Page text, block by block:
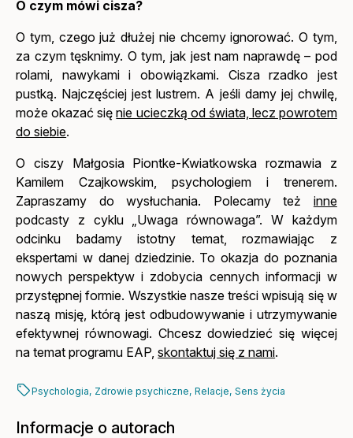
O czym mówi cisza?
O tym, czego już dłużej nie chcemy ignorować. O tym,
za czym tęsknimy. O tym, jak jest nam naprawdę – pod
rolami, nawykami i obowiązkami. Cisza rzadko jest
pustką. Najczęściej jest lustrem. A jeśli damy jej chwilę,
może okazać sięnie ucieczką od świata, lecz powrotem
do siebie.
O ciszy Małgosia Piontke-Kwiatkowska rozmawia z
Kamilem Czajkowskim, psychologiem i trenerem.
Zapraszamy do wysłuchania. Polecamy też inne
podcasty z cyklu „Uwaga równowaga”. W każdym
odcinku badamy istotny temat, rozmawiając z
ekspertami w danej dziedzinie. To okazja do poznania
nowych perspektyw i zdobycia cennych informacji w
przystępnej formie. Wszystkie nasze treści wpisują się w
naszą misję, którą jest odbudowywanie i utrzymywanie
efektywnej równowagi. Chcesz dowiedzieć się więcej
na temat programu EAP,skontaktuj się z nami.
Psychologia, Zdrowie psychiczne, Relacje, Sens życia
Informacje o autorach